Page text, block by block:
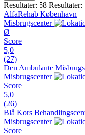
Resultater: 58 Resultater:
AlfaRehab København
Misbrugscenter
Ø
Score
5,0
(27)
Den Ambulante
Misbrugscenter
Score
5,0
(26)
Blå Kors
Misbrugscenter
Score